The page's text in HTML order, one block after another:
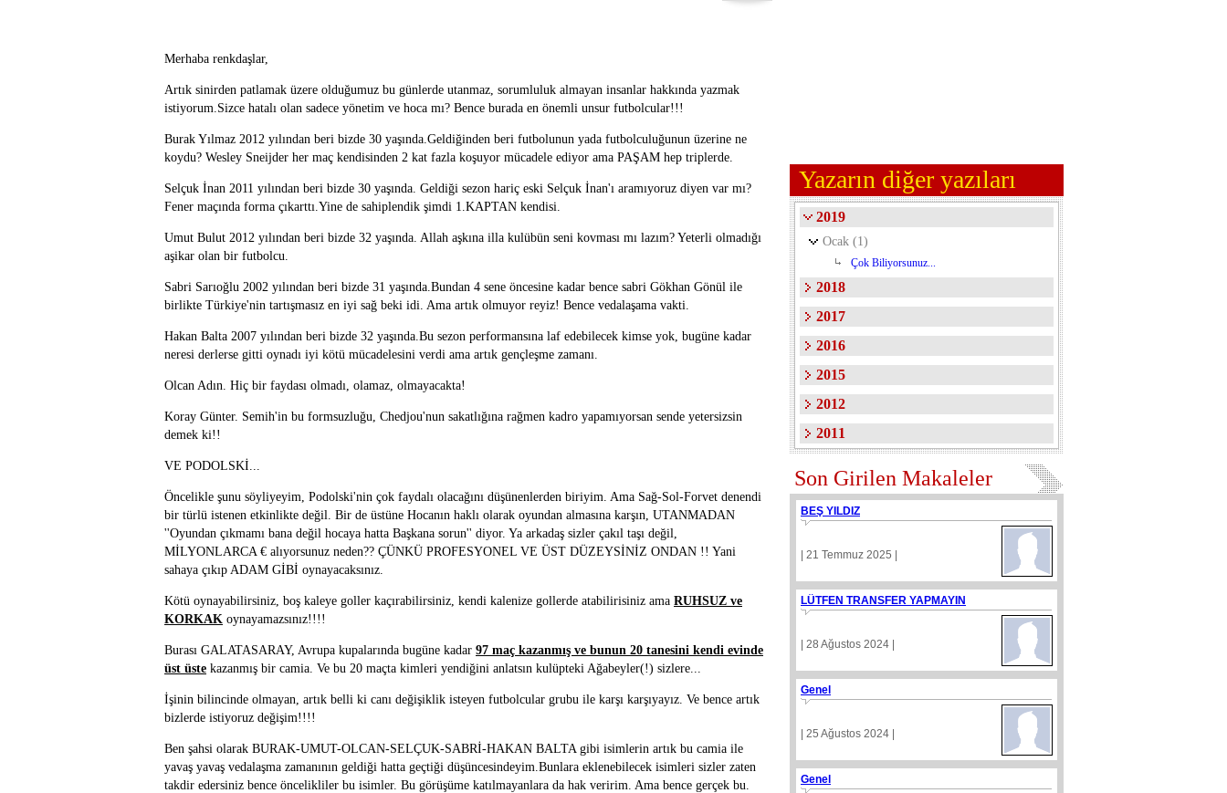
Merhaba renkdaşlar,
Artık sinirden patlamak üzere olduğumuz bu günlerde utanmaz, sorumluluk almayan insanlar hakkında yazmak
istiyorum.Sizce hatalı olan sadece yönetim ve hoca mı? Bence burada en önemli unsur futbolcular!!!
Burak Yılmaz 2012 yılından beri bizde 30 yaşında.Geldiğinden beri futbolunun yada futbolculuğunun üzerine ne
koydu? Wesley Sneijder her maç kendisinden 2 kat fazla koşuyor mücadele ediyor ama PAŞAM hep triplerde.
Selçuk İnan 2011 yılından beri bizde 30 yaşında. Geldiği sezon hariç eski Selçuk İnan'ı aramıyoruz diyen var mı?
Fener maçında forma çıkarttı.Yine de sahiplendik şimdi 1.KAPTAN kendisi.
Umut Bulut 2012 yılından beri bizde 32 yaşında. Allah aşkına illa kulübün seni kovması mı lazım? Yeterli olmadığı
aşikar olan bir futbolcu.
Sabri Sarıoğlu 2002 yılından beri bizde 31 yaşında.Bundan 4 sene öncesine kadar bence sabri Gökhan Gönül ile
birlikte Türkiye'nin tartışmasız en iyi sağ beki idi. Ama artık olmuyor reyiz! Bence vedalaşama vakti.
Hakan Balta 2007 yılından beri bizde 32 yaşında.Bu sezon performansına laf edebilecek kimse yok, bugüne kadar
neresi derlerse gitti oynadı iyi kötü mücadelesini verdi ama artık gençleşme zamanı.
Olcan Adın. Hiç bir faydası olmadı, olamaz, olmayacakta!
Koray Günter. Semih'in bu formsuzluğu, Chedjou'nun sakatlığına rağmen kadro yapamıyorsan sende yetersizsin
demek ki!!
VE PODOLSKİ...
Öncelikle şunu söyliyeyim, Podolski'nin çok faydalı olacağını düşünenlerden biriyim. Ama Sağ-Sol-Forvet denendi
bir türlü istenen etkinlikte değil. Bir de üstüne Hocanın haklı olarak oyundan almasına karşın, UTANMADAN
''Oyundan çıkmamı bana değil hocaya hatta Başkana sorun'' diyor. Ya arkadaş sizler çakıl taşı değil,
MİLYONLARCA € alıyorsunuz neden?? ÇÜNKÜ PROFESYONEL VE ÜST DÜZEYSİNİZ ONDAN !! Yani
sahaya çıkıp ADAM GİBİ oynayacaksınız.
Kötü oynayabilirsiniz, boş kaleye goller kaçırabilirsiniz, kendi kalenize gollerde atabilirisiniz ama RUHSUZ ve
KORKAK oynayamazsınız!!!!
Burası GALATASARAY, Avrupa kupalarında bugüne kadar 97 maç kazanmış ve bunun 20 tanesini kendi evinde
üst üste kazanmış bir camia. Ve bu 20 maçta kimleri yendiğini anlatsın kulüpteki Ağabeyler(!) sizlere...
İşinin bilincinde olmayan, artık belli ki canı değişiklik isteyen futbolcular grubu ile karşı karşıyayız. Ve bence artık
bizlerde istiyoruz değişim!!!!
Ben şahsi olarak BURAK-UMUT-OLCAN-SELÇUK-SABRİ-HAKAN BALTA gibi isimlerin artık bu camia ile
yavaş yavaş vedalaşma zamanının geldiği hatta geçtiği düşüncesindeyim.Bunlara eklenebilecek isimleri sizler zaten
takdir edersiniz bence öncelikliler bu isimler. Bu görüşüme katılmayanlara da hak veririm. Ama bence gerçek bu.
Yazarın diğer yazıları
2019
Ocak (1)
Çok Biliyorsunuz...
2018
2017
2016
2015
2012
2011
Son Girilen Makaleler
BEŞ YILDIZ
| 21 Temmuz 2025 |
LÜTFEN TRANSFER YAPMAYIN
| 28 Ağustos 2024 |
Genel
| 25 Ağustos 2024 |
Genel